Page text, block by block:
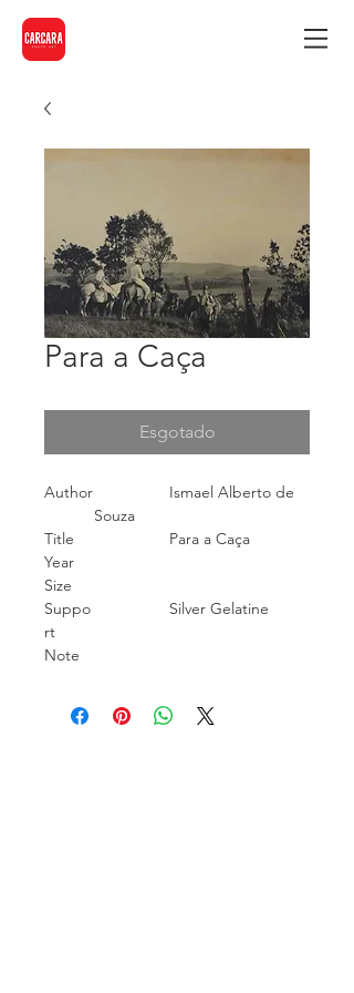
Para a Caça
Esgotado
Author Ismael Alberto de
Souza
Title
Para a Caça
Year
Size
Suppo
rt
Silver Gelatine
Note